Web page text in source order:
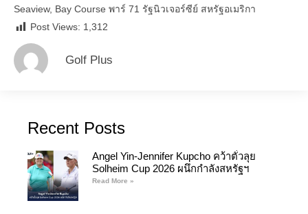
Seaview, Bay Course พาร์ 71 รัฐนิวเจอร์ซีย์ สหรัฐอเมริกา
Post Views: 1,312
Golf Plus
Recent Posts
Angel Yin-Jennifer Kupcho คว้าตั๋วลุย
Solheim Cup 2026 ผนึกกำลังสหรัฐฯ
Read More »